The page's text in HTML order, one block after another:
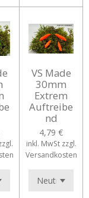
VS Made
30mm
Extrem
Auftreibe
nd
4,79 €
inkl. MwSt zzgl.
Versandkosten